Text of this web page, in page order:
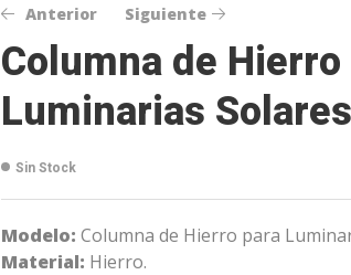
Anterior
$540.625,84
Siguiente
$287.269,82
Columna de
Luminarias
Sin Stock
Modelo: Columna de Hierro para
Material: Hierro.